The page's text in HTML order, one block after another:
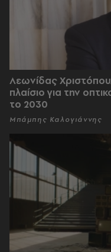
Λεωνίδας
πλαίσιο για την
το 2030
Μπάμπης Καλογιάννης